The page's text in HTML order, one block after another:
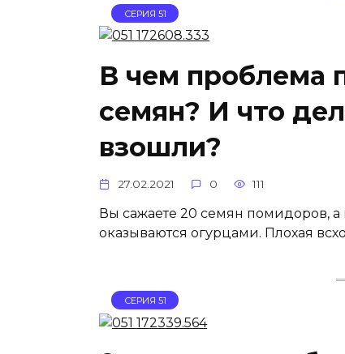
СЕРИЯ 51
В чем проблема
семян? И что
взошли?
27.02.2021 0 111
Вы сажаете 20 семян помидоров, а
оказываются огурцами. Плохая
СЕРИЯ 51